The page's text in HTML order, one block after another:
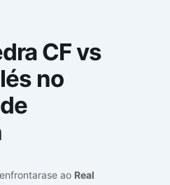
CF vs
no
enfrontarase ao Real